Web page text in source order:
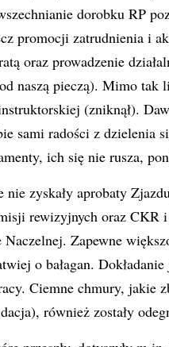
dorobku RP
promocji zatrudnienia i
oraz prowadzenie
naszą pieczą). Mimo
(zniknął).
sami radości z dzielenia
ich się nie rusza,
zyskały aprobaty
rewizyjnych oraz CKR
Zapewne
o bałagan.
Ciemne chmury, jakie
również zostały